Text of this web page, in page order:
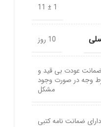
1 ± 11
10 روز
ضمانت عودت بی قید و
وجه در صورت وجود
مشکل
دارای ضمانت نامه کتبی